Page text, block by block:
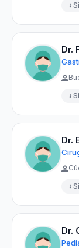
Dr.